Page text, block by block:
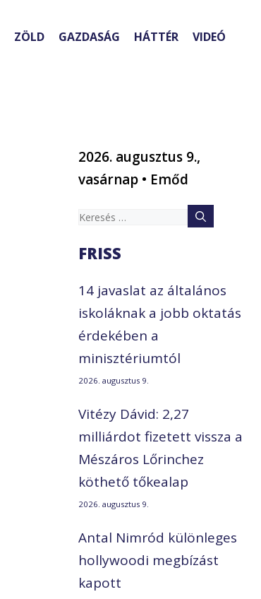
ZÖLD GAZDASÁG HÁTTÉR VIDEÓ
2026. augusztus 9.,
vasárnap • Emőd
Keresés:
FRISS
14 javaslat az általános
iskoláknak a jobb oktatás
érdekében a
minisztériumtól
2026. augusztus 9.
Vitézy Dávid: 2,27
milliárdot fizetett vissza a
Mészáros Lőrinchez
köthető tőkealap
2026. augusztus 9.
Antal Nimród különleges
hollywoodi megbízást
kapott